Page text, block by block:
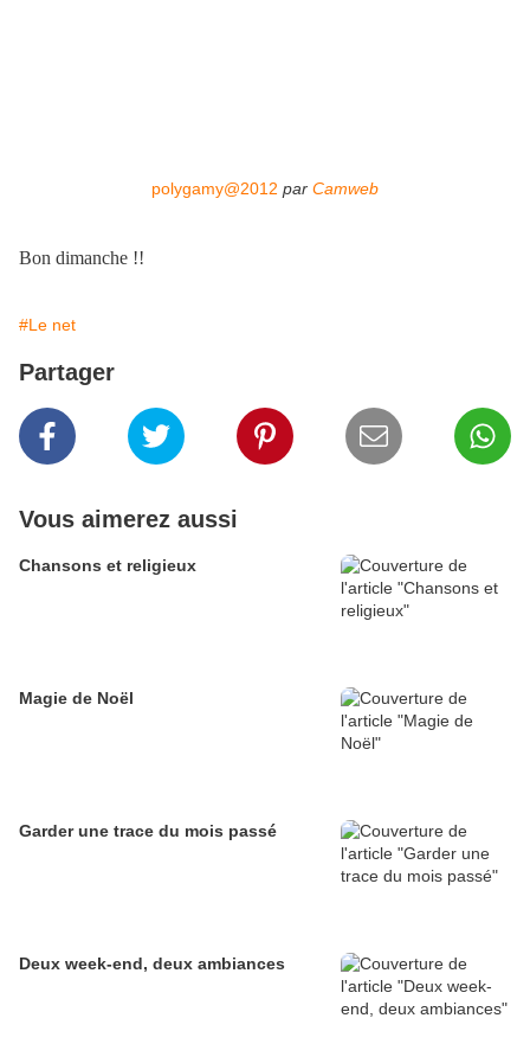
polygamy@2012 par Camweb
Bon dimanche !!
#Le net
Partager
Vous aimerez aussi
Chansons et religieux
Magie de Noël
Garder une trace du mois passé
Deux week-end, deux ambiances